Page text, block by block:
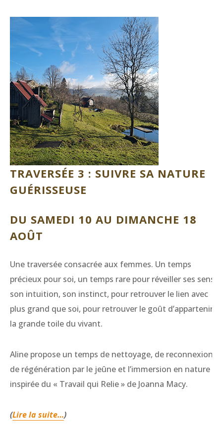
TRAVERSÉE 3 : SUIVRE SA NATURE
GUÉRISSEUSE
DU SAMEDI 10 AU DIMANCHE 18
AOÛT
Une traversée consacrée aux femmes. Un temps
précieux pour soi, un temps rare pour réveiller ses sens,
son intuition, son instinct, pour retrouver le lien avec
plus grand que soi, pour retrouver le goût d’appartenir à
la grande toile du vivant.
Aline propose un temps de nettoyage, de reconnexion
de régénération par le jeûne et l’immersion en nature
inspirée du « Travail qui Relie » de Joanna Macy.
(Lire la suite…)